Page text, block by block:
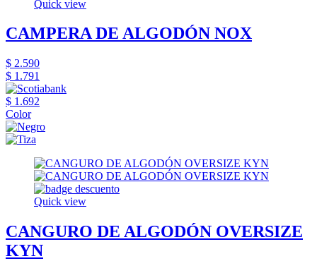
Quick view
CAMPERA DE ALGODÓN NOX
$ 2.590
$ 1.791
$ 1.692
Color
Quick view
CANGURO DE ALGODÓN OVERSIZE
KYN